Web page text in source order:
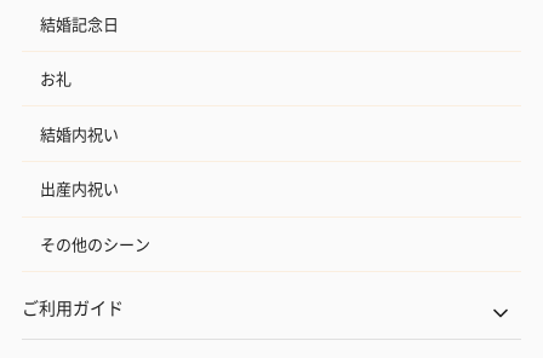
結婚記念日
お礼
結婚内祝い
出産内祝い
その他のシーン
ご利用ガイド